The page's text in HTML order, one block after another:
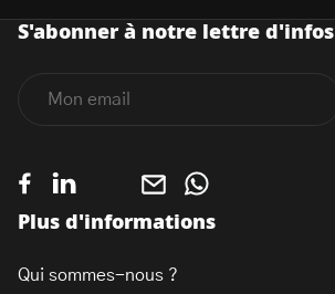
Plus d'informations
Qui sommes-nous ?
S'abonner à notre lettre d'infos